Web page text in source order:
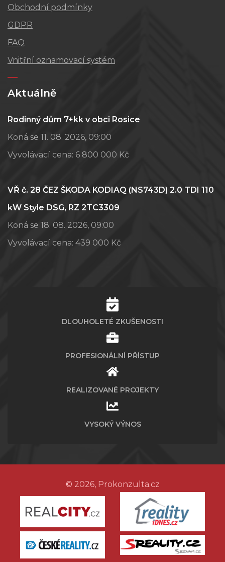
Obchodní podmínky
GDPR
FAQ
Vnitřní oznamovací systém
Aktuálně
Rodinný dům 7+kk v obci Rosice
Koná se 11. 08. 2026, 09:00
Vyvolávací cena: 6 800 000 Kč
VŘ č. 28 ČEZ ŠKODA KODIAQ (NS743D) 2.0 TDI 110
kW Style DSG, RZ 2TC3309
Koná se 18. 08. 2026, 09:00
Vyvolávací cena: 439 000 Kč
DLOUHOLETÉ ZKUŠENOSTI
PROFESIONÁLNÍ PŘÍSTUP
REALIZOVANÉ PROJEKTY
VYSOKÝ VÝNOS
© 2026, Prokonzulta.cz